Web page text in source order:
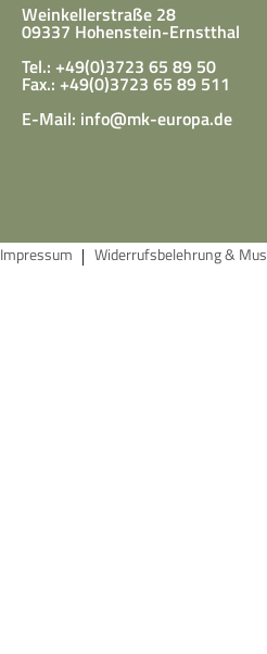
Weinkellerstraße 28
09337 Hohenstein-Ernstthal
Tel.: +49(0)3723 65 89 50
Fax.: +49(0)3723 65 89 511
E-Mail: info@mk-europa.de
Impressum Widerrufsbelehrung &